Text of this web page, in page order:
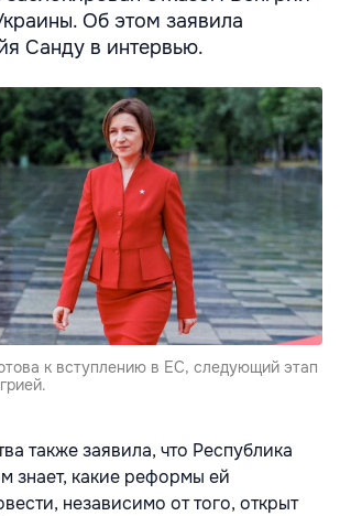
Об этом заявила
Санду в интервью.
к вступлению в ЕС, следующий этап
также заявила, что Республика
знает, какие реформы ей
независимо от того, открыт